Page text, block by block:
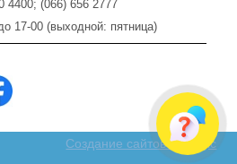
4400; (066) 656 2777
17-00 (выходной: пятница)
Создание сайтов Skylogic